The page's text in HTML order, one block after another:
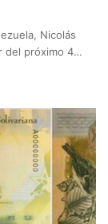
Nicolás
del próximo 4…